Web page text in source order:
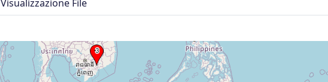
Visualizzazione File